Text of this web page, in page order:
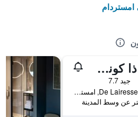
امستردام
فندق ذا كونسرت
جيد 7.7
De Lairessestraat 11, امستردام, مقاطعة شمال هولندا, هولندا